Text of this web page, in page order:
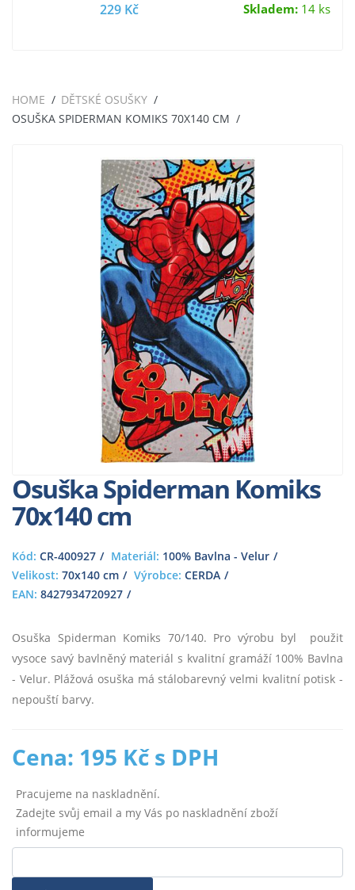
229 Kč Skladem: 14 ks
HOME
DĚTSKÉ OSUŠKY
OSUŠKA SPIDERMAN KOMIKS 70X140 CM
Osuška Spiderman Komiks
70x140 cm
Kód: CR-400927 Materiál: 100% Bavlna - Velur
Velikost: 70x140 cm Výrobce: CERDA
EAN: 8427934720927
Osuška Spiderman Komiks 70/140. Pro výrobu byl použit
vysoce savý bavlněný materiál s kvalitní gramáží 100% Bavlna
- Velur. Plážová osuška má stálobarevný velmi kvalitní potisk -
nepouští barvy.
Cena: 195 Kč s DPH
Pracujeme na naskladnění.
Zadejte svůj email a my Vás po naskladnění zboží
informujeme